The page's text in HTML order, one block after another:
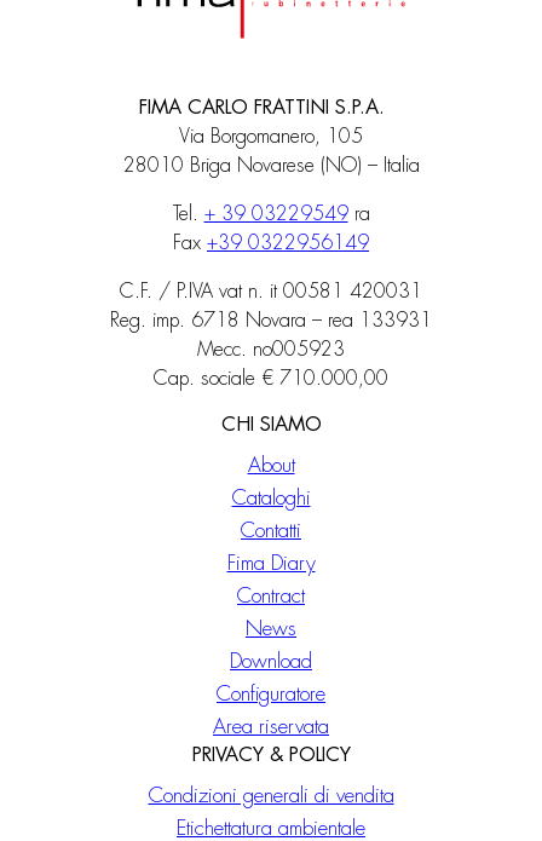
FIMA CARLO FRATTINI S.P.A.
Via Borgomanero, 105
28010 Briga Novarese (NO) – Italia
Tel. + 39 03229549ra
Fax +39 0322956149
C.F. / P.IVA vat n. it 00581 420031
Reg. imp. 6718 Novara – rea 133931
Mecc. no005923
Cap. sociale € 710.000,00
CHI SIAMO
About
Cataloghi
Contatti
Fima Diary
Contract
News
Download
Configuratore
Area riservata
PRIVACY & POLICY
Condizioni generali di vendita
Etichettatura ambientale